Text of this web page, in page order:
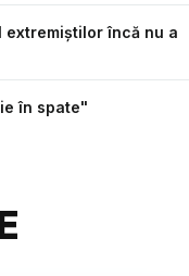
extremiștilor încă nu a
în spate"